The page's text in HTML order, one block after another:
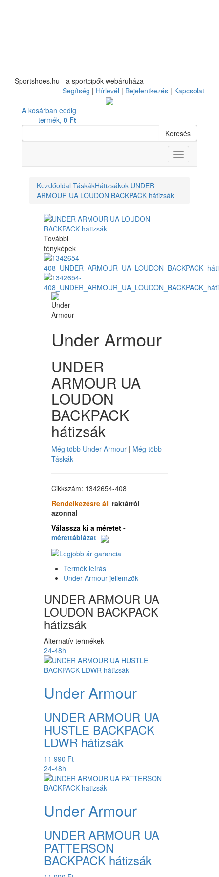
Sportshoes.hu - a sportcipők webáruháza
Segítség | Hírlevél | Bejelentkezés | Kapcsolat
A kosárban eddig
termék, 0 Ft
Keresés
Toggle
navigation
Kezdőoldal TáskákHátizsákok UNDER
ARMOUR UA LOUDON BACKPACK hátizsák
További
fényképek
Under Armour
UNDER
ARMOUR UA
LOUDON
BACKPACK
hátizsák
Még több Under Armour | Még több
Táskák
Cikkszám: 1342654-408
Rendelkezésre áll raktárról
azonnal
Válassza ki a méretet -
mérettáblázat
Termék leírás
Under Armour jellemzők
UNDER ARMOUR UA
LOUDON BACKPACK
hátizsák
Alternatív termékek
24-48h
Under Armour
UNDER ARMOUR UA
HUSTLE BACKPACK
LDWR hátizsák
11 990 Ft
24-48h
Under Armour
UNDER ARMOUR UA
PATTERSON
BACKPACK hátizsák